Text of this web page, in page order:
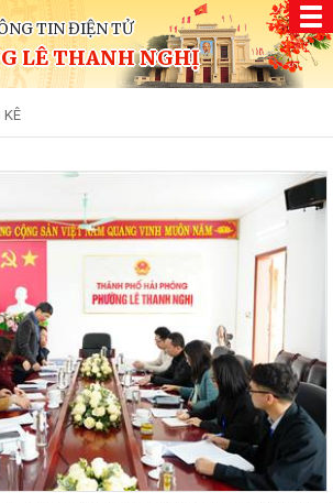
TIN ĐIỆN TỬ
LÊ THANH NGHỊ
KÊ